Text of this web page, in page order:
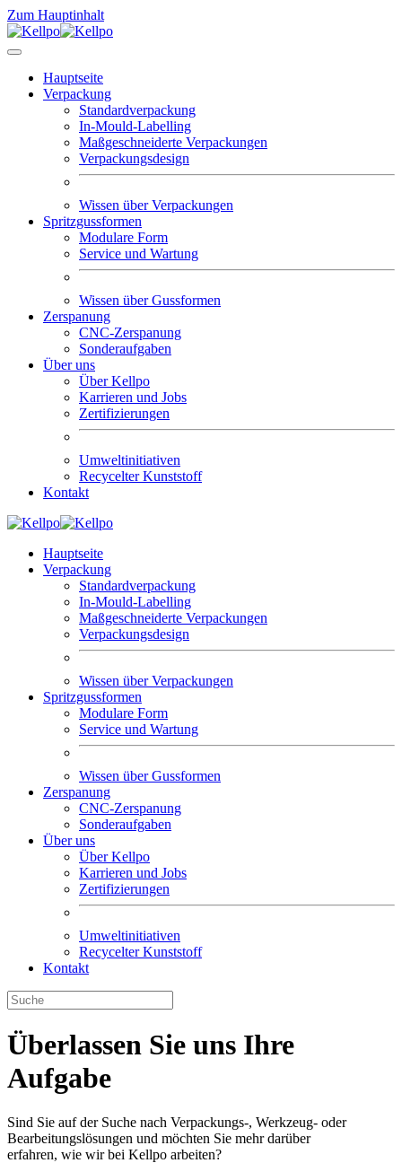
Zum Hauptinhalt
Hauptseite
Verpackung
Standardverpackung
In-Mould-Labelling
Maßgeschneiderte Verpackungen
Verpackungsdesign
Wissen über Verpackungen
Spritzgussformen
Modulare Form
Service und Wartung
Wissen über Gussformen
Zerspanung
CNC-Zerspanung
Sonderaufgaben
Über uns
Über Kellpo
Karrieren und Jobs
Zertifizierungen
Umweltinitiativen
Recycelter Kunststoff
Kontakt
Hauptseite
Verpackung
Standardverpackung
In-Mould-Labelling
Maßgeschneiderte Verpackungen
Verpackungsdesign
Wissen über Verpackungen
Spritzgussformen
Modulare Form
Service und Wartung
Wissen über Gussformen
Zerspanung
CNC-Zerspanung
Sonderaufgaben
Über uns
Über Kellpo
Karrieren und Jobs
Zertifizierungen
Umweltinitiativen
Recycelter Kunststoff
Kontakt
Überlassen Sie uns Ihre
Aufgabe
Sind Sie auf der Suche nach Verpackungs-, Werkzeug- oder
Bearbeitungslösungen und möchten Sie mehr darüber
erfahren, wie wir bei Kellpo arbeiten?